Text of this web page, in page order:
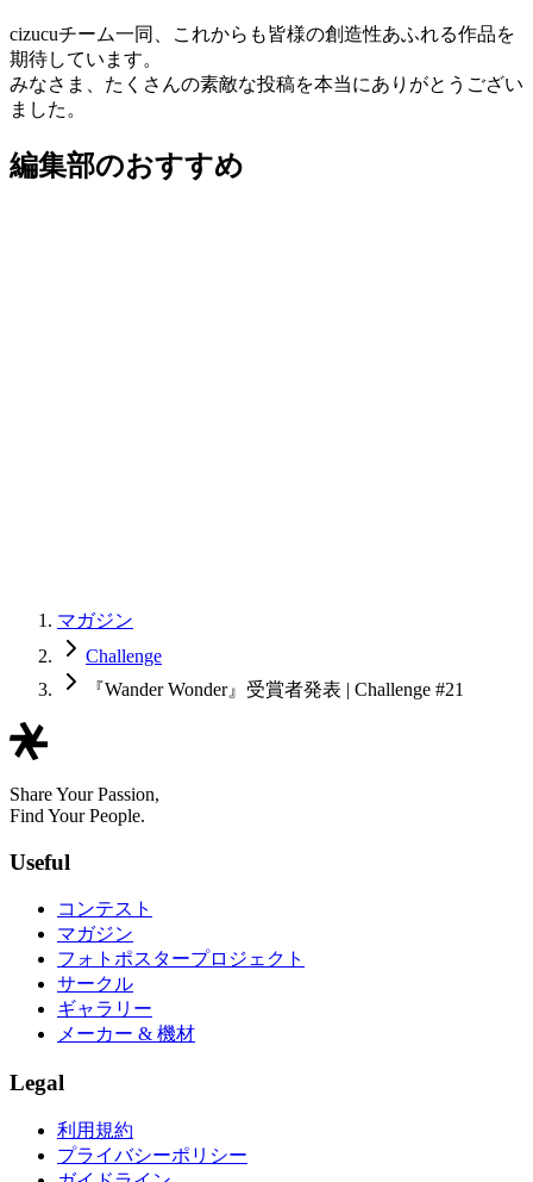
cizucuチーム一同、これからも皆様の創造性あふれる作品を
期待しています。
みなさま、たくさんの素敵な投稿を本当にありがとうござい
ました。
編集部のおすすめ
マガジン
Challenge
『Wander Wonder』受賞者発表 | Challenge #21
Share Your Passion,
Find Your People.
Useful
コンテスト
マガジン
フォトポスタープロジェクト
サークル
ギャラリー
メーカー & 機材
Legal
利用規約
プライバシーポリシー